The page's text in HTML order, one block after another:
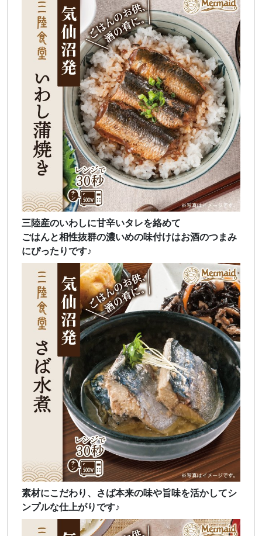
三陸産のいわしに甘辛いタレを絡めて
ごはんと相性抜群の濃いめの味付けはお酒のつまみ
にぴったりです♪
素材にこだわり、さば本来の味や旨味を活かしてシ
ンプルな仕上がりです♪